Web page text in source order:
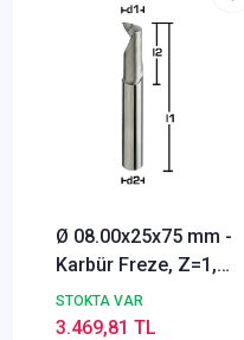
Ø 08.00x25x75 mm -
Karbür Freze, Z=1,
DIN 6535 HA, 30º,
Keskin, Alu
STOKTA VAR
3.469,81 TL